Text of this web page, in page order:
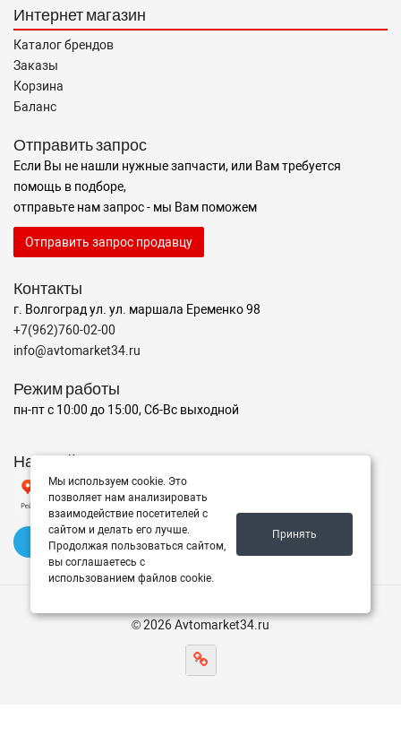
Интернет магазин
Каталог брендов
Заказы
Корзина
Баланс
Отправить запрос
Если Вы не нашли нужные запчасти, или Вам требуется
помощь в подборе,
отправьте нам запрос - мы Вам поможем
Отправить запрос продавцу
Контакты
г. Волгоград ул. ул. маршала Еременко 98
+7(962)760-02-00
info@avtomarket34.ru
Режим работы
пн-пт с 10:00 до 15:00, Сб-Вс выходной
Наш рейтинг на Яндексе
✍️ Оставить отзыв
© 2026 Avtomarket34.ru
Мы используем cookie. Это
позволяет нам анализировать
взаимодействие посетителей с
сайтом и делать его лучше.
Продолжая пользоваться сайтом,
вы соглашаетесь с
использованием файлов cookie.
Принять